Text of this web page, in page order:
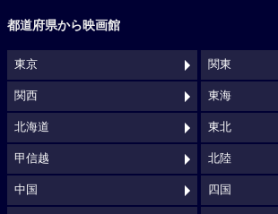
都道府県から映画館
東京 関東
関西 東海
北海道 東北
甲信越 北陸
中国 四国